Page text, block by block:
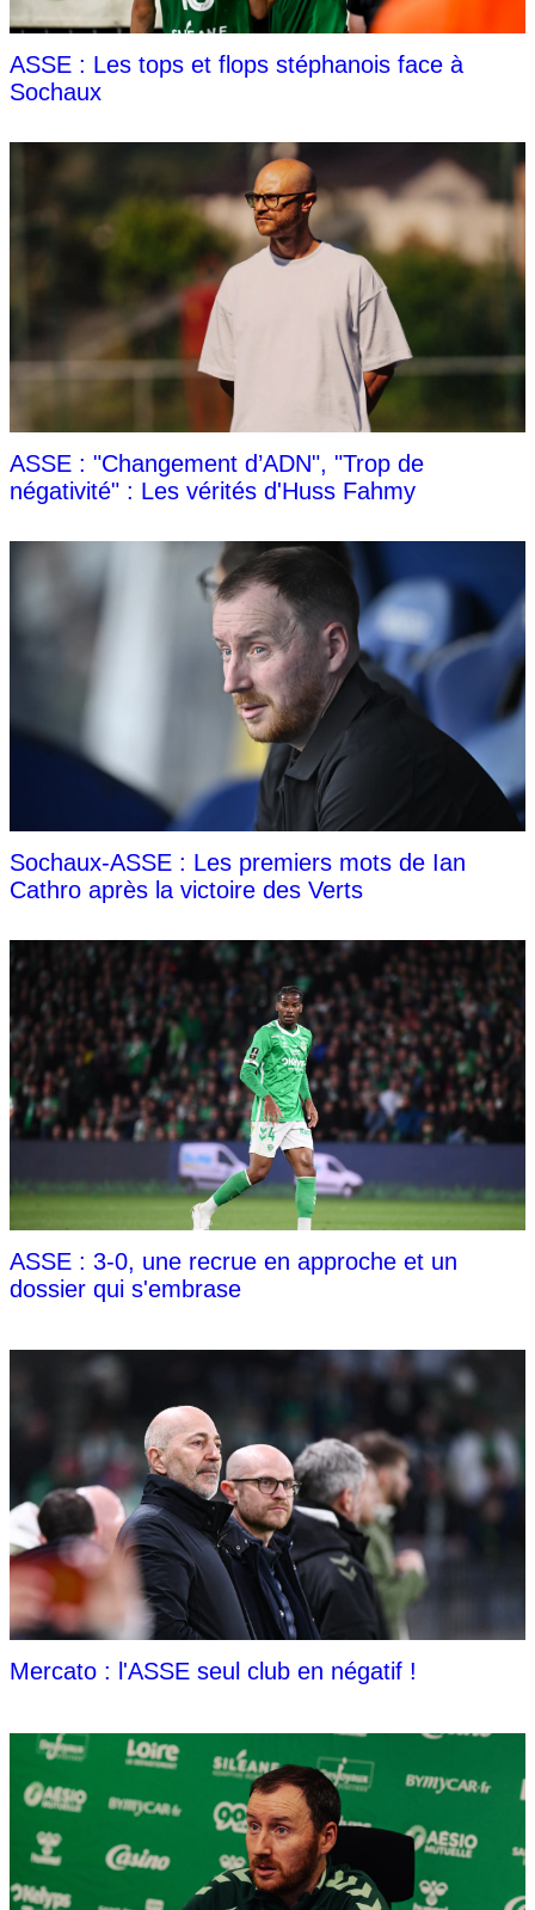
ASSE : Les tops et flops stéphanois face à
Sochaux
ASSE : "Changement d’ADN", "Trop de
négativité" : Les vérités d'Huss Fahmy
Sochaux-ASSE : Les premiers mots de Ian
Cathro après la victoire des Verts
ASSE : 3-0, une recrue en approche et un
dossier qui s'embrase
Mercato : l'ASSE seul club en négatif !